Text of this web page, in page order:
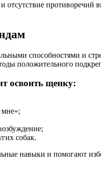
отсутствие
способностями и
положительного
освоить щенку:
мне»;
собак.
навыки и помогают